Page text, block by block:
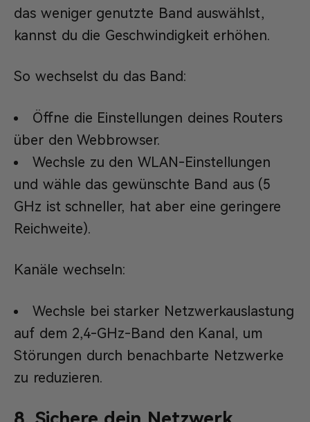
das weniger genutzte Band auswählst,
kannst du die Geschwindigkeit erhöhen.
So wechselst du das Band:
Öffne die Einstellungen deines Routers
über den Webbrowser.
Wechsle zu den WLAN-Einstellungen
und wähle das gewünschte Band aus (5
GHz ist schneller, hat aber eine geringere
Reichweite).
Kanäle wechseln:
Wechsle bei starker Netzwerkauslastung
auf dem 2,4-GHz-Band den Kanal, um
Störungen durch benachbarte Netzwerke
zu reduzieren.